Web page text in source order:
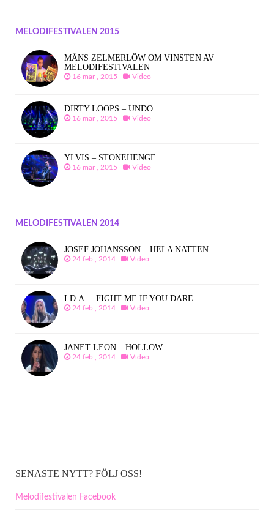
MELODIFESTIVALEN 2015
MÅNS ZELMERLÖW OM VINSTEN AV
MELODIFESTIVALEN
16 mar , 2015 Video
DIRTY LOOPS – UNDO
16 mar , 2015 Video
YLVIS – STONEHENGE
16 mar , 2015 Video
MELODIFESTIVALEN 2014
JOSEF JOHANSSON – HELA NATTEN
24 feb , 2014 Video
I.D.A. – FIGHT ME IF YOU DARE
24 feb , 2014 Video
JANET LEON – HOLLOW
24 feb , 2014 Video
SENASTE NYTT? FÖLJ OSS!
Melodifestivalen Facebook